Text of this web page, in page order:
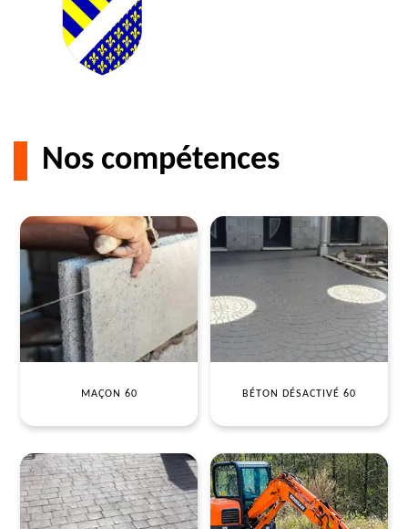
Nos compétences
MAÇON 60 BÉTON DÉSACTIVÉ 60